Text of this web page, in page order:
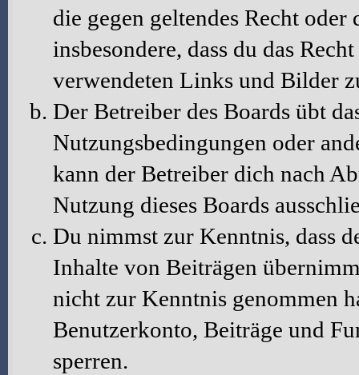
die gegen geltendes Recht
insbesondere, dass du das
verwendeten Links und Bilder
Der Betreiber des Boards übt
Nutzungsbedingungen oder
kann der Betreiber dich nach
Nutzung dieses Boards
Du nimmst zur Kenntnis, dass
Inhalte von Beiträgen
nicht zur Kenntnis genommen
Benutzerkonto, Beiträge und
sperren.